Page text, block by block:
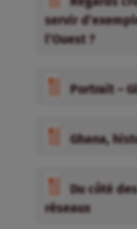
servir
l’Ouest ?
Portrait –
Ghana,
Du côté
réseaux